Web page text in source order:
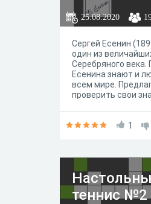
25.08.2020
Сергей Есенин
один из
Серебряного века.
Есенина знают и
всем мире.
проверить свои
названий
1
теннис №2